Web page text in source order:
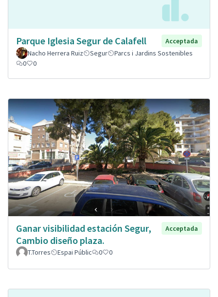
Parque Iglesia Segur de Calafell
Acceptada
Nacho Herrera Ruiz
Segur
Parcs i Jardins Sostenibles
0
0
Ganar visibilidad estación Segur,
Cambio diseño plaza.
Acceptada
T.Torres Espai Públic 0 0